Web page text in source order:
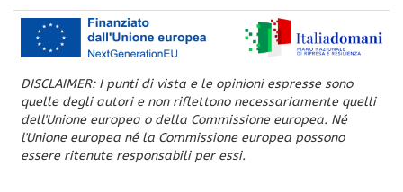
DISCLAIMER: I punti di vista e le opinioni espresse sono
quelle degli autori e non riflettono necessariamente quelli
dell'Unione europea o della Commissione europea. Né
l'Unione europea né la Commissione europea possono
essere ritenute responsabili per essi.